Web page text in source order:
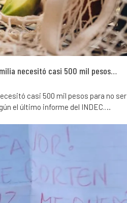
necesitó casi 500 mil pesos…
casi 500 mil pesos para no ser
el último informe del INDEC.…